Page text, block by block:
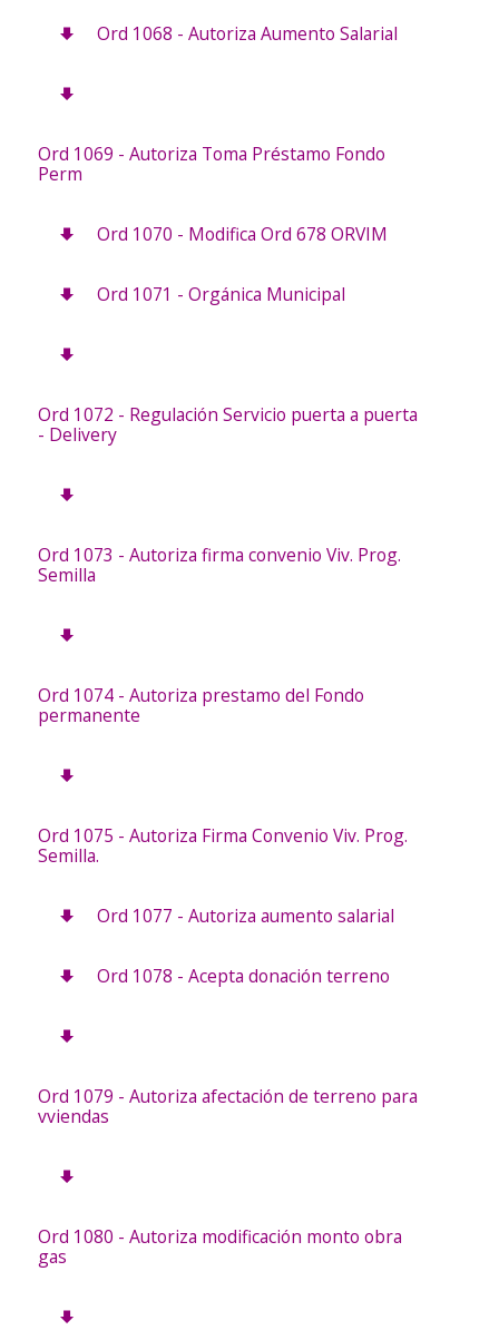
Ord 1068 - Autoriza Aumento Salarial
Ord 1069 - Autoriza Toma Préstamo Fondo
Perm
Ord 1070 - Modifica Ord 678 ORVIM
Ord 1071 - Orgánica Municipal
Ord 1072 - Regulación Servicio puerta a puerta
- Delivery
Ord 1073 - Autoriza firma convenio Viv. Prog.
Semilla
Ord 1074 - Autoriza prestamo del Fondo
permanente
Ord 1075 - Autoriza Firma Convenio Viv. Prog.
Semilla.
Ord 1077 - Autoriza aumento salarial
Ord 1078 - Acepta donación terreno
Ord 1079 - Autoriza afectación de terreno para
vviendas
Ord 1080 - Autoriza modificación monto obra
gas